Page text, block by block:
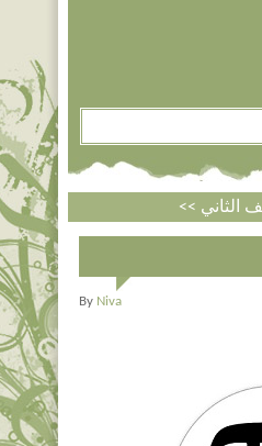
By Niva